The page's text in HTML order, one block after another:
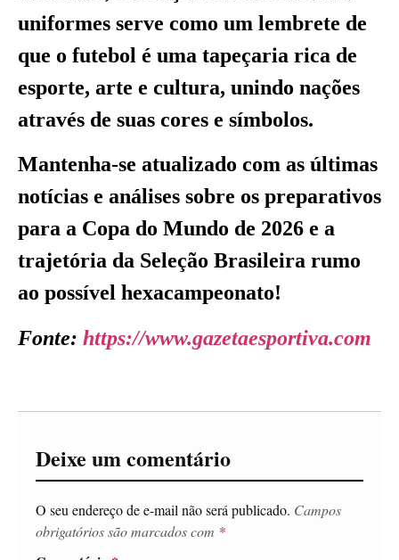
uniformes serve como um lembrete de
que o futebol é uma tapeçaria rica de
esporte, arte e cultura, unindo nações
através de suas cores e símbolos.
Mantenha-se atualizado com as últimas
notícias e análises sobre os preparativos
para a Copa do Mundo de 2026 e a
trajetória da Seleção Brasileira rumo
ao possível hexacampeonato!
Fonte: https://www.gazetaesportiva.com
Deixe um comentário
O seu endereço de e-mail não será publicado. Campos
obrigatórios são marcados com *